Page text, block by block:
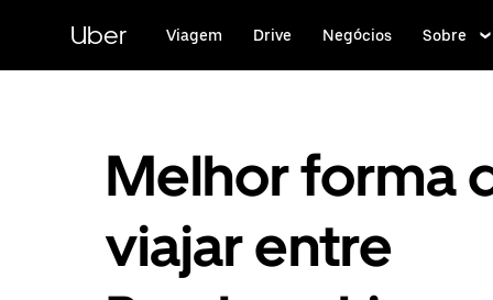
conteúdo
Uber Viagem Drive Negócios Sobre
Melhor forma
viajar entre